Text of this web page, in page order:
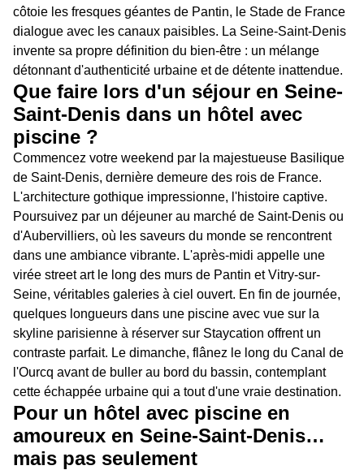
côtoie les fresques géantes de Pantin, le Stade de France
dialogue avec les canaux paisibles. La Seine-Saint-Denis
invente sa propre définition du bien-être : un mélange
détonnant d'authenticité urbaine et de détente inattendue.
Que faire lors d'un séjour en Seine-
Saint-Denis dans un hôtel avec
piscine ?
Commencez votre weekend par la majestueuse Basilique
de Saint-Denis, dernière demeure des rois de France.
L'architecture gothique impressionne, l'histoire captive.
Poursuivez par un déjeuner au marché de Saint-Denis ou
d'Aubervilliers, où les saveurs du monde se rencontrent
dans une ambiance vibrante. L'après-midi appelle une
virée street art le long des murs de Pantin et Vitry-sur-
Seine, véritables galeries à ciel ouvert. En fin de journée,
quelques longueurs dans une piscine avec vue sur la
skyline parisienne à réserver sur Staycation offrent un
contraste parfait. Le dimanche, flânez le long du Canal de
l'Ourcq avant de buller au bord du bassin, contemplant
cette échappée urbaine qui a tout d'une vraie destination.
Pour un hôtel avec piscine en
amoureux en Seine-Saint-Denis…
mais pas seulement